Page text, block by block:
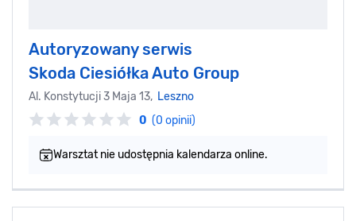
Autoryzowany serwis
Skoda Ciesiółka Auto Group
Al. Konstytucji 3 Maja 13, Leszno
0 (0 opinii)
Warsztat nie udostępnia kalendarza online.